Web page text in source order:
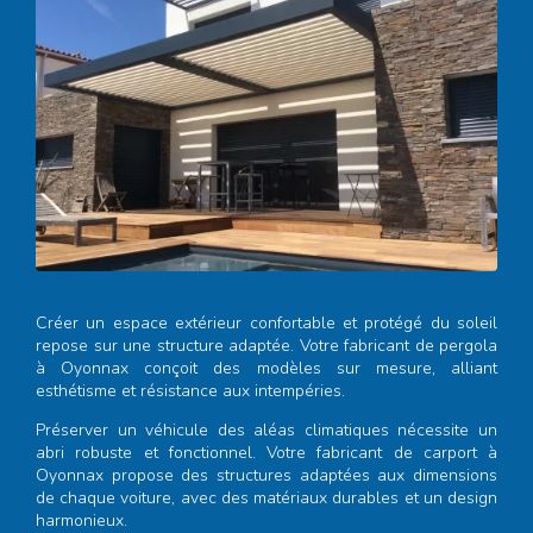
Créer un espace extérieur confortable et protégé du soleil
repose sur une structure adaptée. Votrefabricant de pergola
à Oyonnax conçoit des modèles sur mesure, alliant
esthétisme et résistance aux intempéries.
Préserver un véhicule des aléas climatiques nécessite un
abri robuste et fonctionnel. Votrefabricant de carport à
Oyonnax propose des structures adaptées aux dimensions
de chaque voiture, avec des matériaux durables et un design
harmonieux.